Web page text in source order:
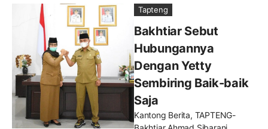
Tapteng
Bakhtiar Sebut
Hubungannya
Dengan Yetty
Sembiring Baik-baik
Saja
Kantong Berita, TAPTENG-